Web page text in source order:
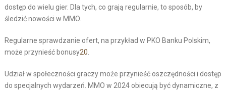
dostęp do wielu gier. Dla tych, co grają regularnie, to sposób, by
śledzić nowości w MMO.
Regularne sprawdzanie ofert, na przykład w PKO Banku Polskim,
może przynieść bonusy20
Udział w społeczności graczy może przynieść oszczędności i dostęp
do specjalnych wydarzeń. MMO w 2024 obiecują być dynamiczne, z